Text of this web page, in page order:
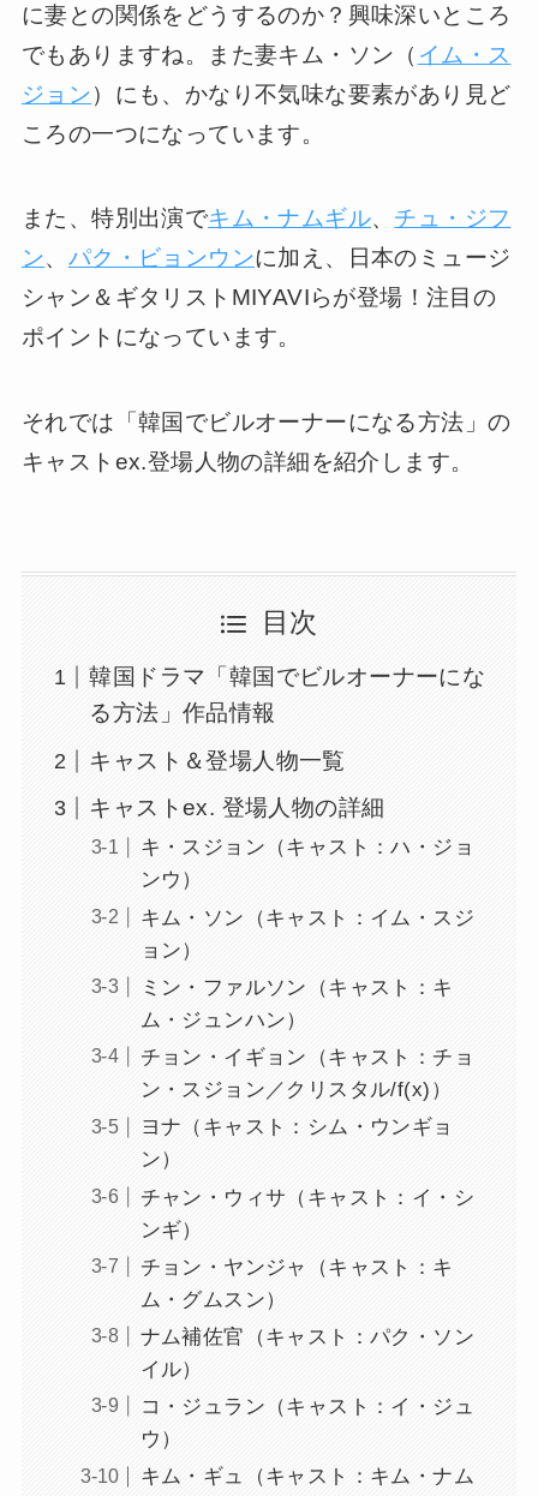
に妻との関係をどうするのか？興味深いところ
でもありますね。また妻キム・ソン（ イム・ス
ジョン）にも、かなり不気味な要素があり見ど
ころの一つになっています。
また、特別出演でキム・ナムギル、 チュ・ジフ
ン、 パク・ビョンウンに加え、日本のミュージ
シャン＆ギタリストMIYAVIらが登場！注目の
ポイントになっています。
それでは「韓国でビルオーナーになる方法」の
キャストex.登場人物の詳細を紹介します。
目次
韓国ドラマ「韓国でビルオーナーにな
る方法」作品情報
キャスト＆登場人物一覧
キャストex. 登場人物の詳細
キ・スジョン（キャスト：ハ・ジョ
ンウ）
キム・ソン（キャスト：イム・スジ
ョン）
ミン・ファルソン（キャスト：キ
ム・ジュンハン）
チョン・イギョン（キャスト：チョ
ン・スジョン／クリスタル/f(x)）
ヨナ（キャスト：シム・ウンギョ
ン）
チャン・ウィサ（キャスト：イ・シ
ンギ）
チョン・ヤンジャ（キャスト：キ
ム・グムスン）
ナム補佐官（キャスト：パク・ソン
イル）
コ・ジュラン（キャスト：イ・ジュ
ウ）
キム・ギュ（キャスト：キム・ナム